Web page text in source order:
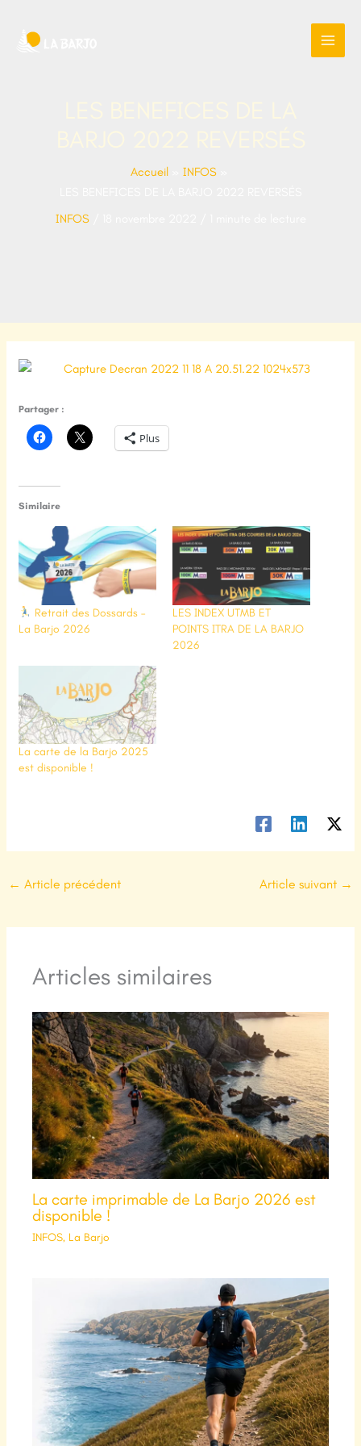
contenu
Accueil
INFOS
INFOS/
Partager :
Plus
Similaire
Retrait des Dossards –
La Barjo 2026
LES INDEX UTMB ET
POINTS ITRA DE LA BARJO
2026
La carte de la Barjo 2025
est disponible !
← Article précédent Article suivant →
Articles similaires
La carte imprimable de La Barjo 2026 est
disponible !
INFOS, La Barjo